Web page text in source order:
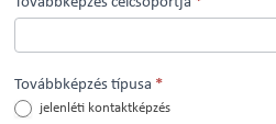
Továbbképzés típusa *
jelenléti kontaktképzés